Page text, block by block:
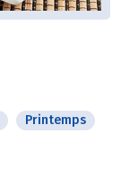
Printemps